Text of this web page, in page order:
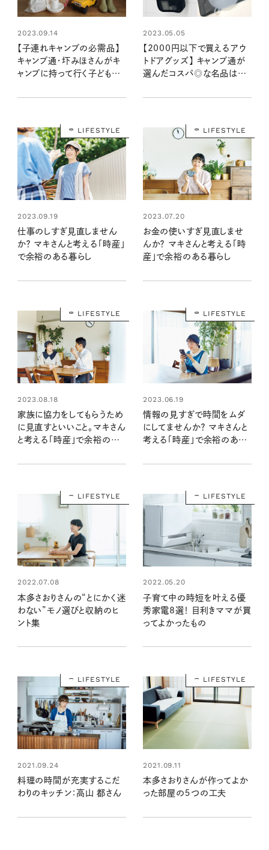
2023.09.14
【子連れキャンプの必需品】
キャンプ通・圷みほさんがキ
ャンプに持って行く子どもの
2023.05.05
【2000円以下で買えるアウ
トドアグッズ】 キャンプ通が
選んだコスパ◎な名品はコ
LIFESTYLE
2023.09.19
仕事のしすぎ見直しません
か？ マキさんと考える「時産」
で余裕のある暮らし
LIFESTYLE
2023.07.20
お金の使いすぎ見直しませ
んか？ マキさんと考える「時
産」で余裕のある暮らし
LIFESTYLE
2023.08.18
家族に協力をしてもらうため
に見直すといいこと。マキさん
と考える「時産」で余裕のあ
LIFESTYLE
2023.06.19
情報の見すぎで時間をムダ
にしてませんか？ マキさんと
考える「時産」で余裕のある
LIFESTYLE
2022.07.08
本多さおりさんの“とにかく迷
わない”モノ選びと収納のヒ
ント集
LIFESTYLE
2022.05.20
子育て中の時短を叶える優
秀家電8選！ 目利きママが買
ってよかったもの
LIFESTYLE
2021.09.24
料理の時間が充実するこだ
わりのキッチン：高山 都さん
LIFESTYLE
2021.09.11
本多さおりさんが作ってよか
った部屋の５つの工夫